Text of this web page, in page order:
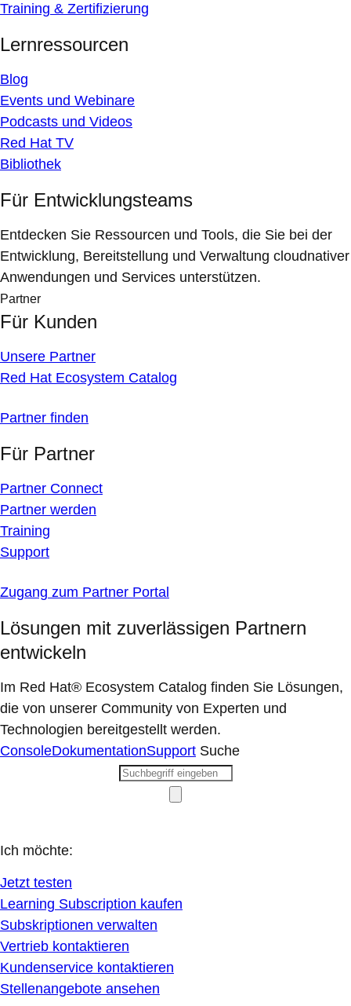
Training & Zertifizierung
Lernressourcen
Blog
Events und Webinare
Podcasts und Videos
Red Hat TV
Bibliothek
Für Entwicklungsteams
Entdecken Sie Ressourcen und Tools, die Sie bei der
Entwicklung, Bereitstellung und Verwaltung cloudnativer
Anwendungen und Services unterstützen.
Partner
Für Kunden
Unsere Partner
Red Hat Ecosystem Catalog
Partner finden
Für Partner
Partner Connect
Partner werden
Training
Support
Zugang zum Partner Portal
Lösungen mit zuverlässigen Partnern
entwickeln
Im Red Hat® Ecosystem Catalog finden Sie Lösungen,
die von unserer Community von Experten und
Technologien bereitgestellt werden.
ConsoleDokumentationSupport Suche
Ich möchte:
Jetzt testen
Learning Subscription kaufen
Subskriptionen verwalten
Vertrieb kontaktieren
Kundenservice kontaktieren
Stellenangebote ansehen